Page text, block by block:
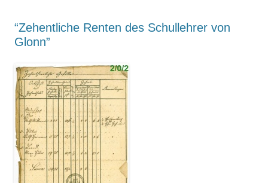
Suchen nach:
“Zehentliche Renten des Schullehrer von
Glonn”